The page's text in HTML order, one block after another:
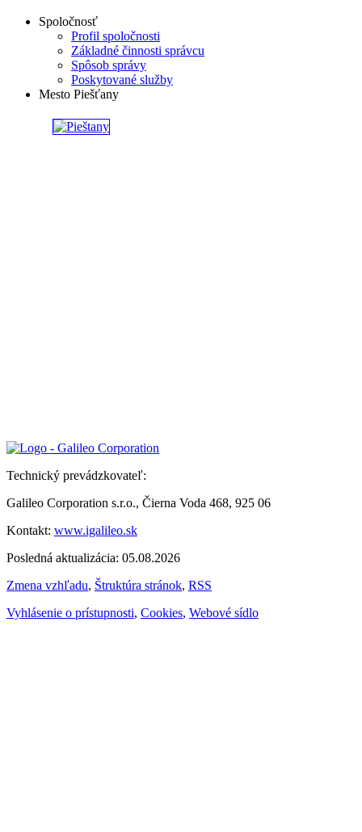
Spoločnosť
Profil spoločnosti
Základné činnosti správcu
Spôsob správy
Poskytované služby
Mesto Piešťany
Technický prevádzkovateľ:
Galileo Corporation s.r.o., Čierna Voda 468, 925 06
Kontakt: www.igalileo.sk
Posledná aktualizácia: 05.08.2026
Zmena vzhľadu, Štruktúra stránok, RSS
Vyhlásenie o prístupnosti, Cookies, Webové sídlo